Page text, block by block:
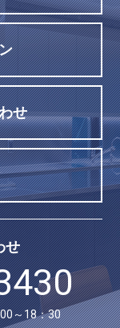
せ
せ
～18：30